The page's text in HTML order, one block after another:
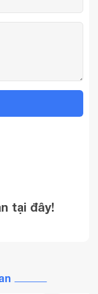
tại đây!